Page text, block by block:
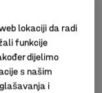
lokaciji da radi
funkcije
dijelimo
s našim
i